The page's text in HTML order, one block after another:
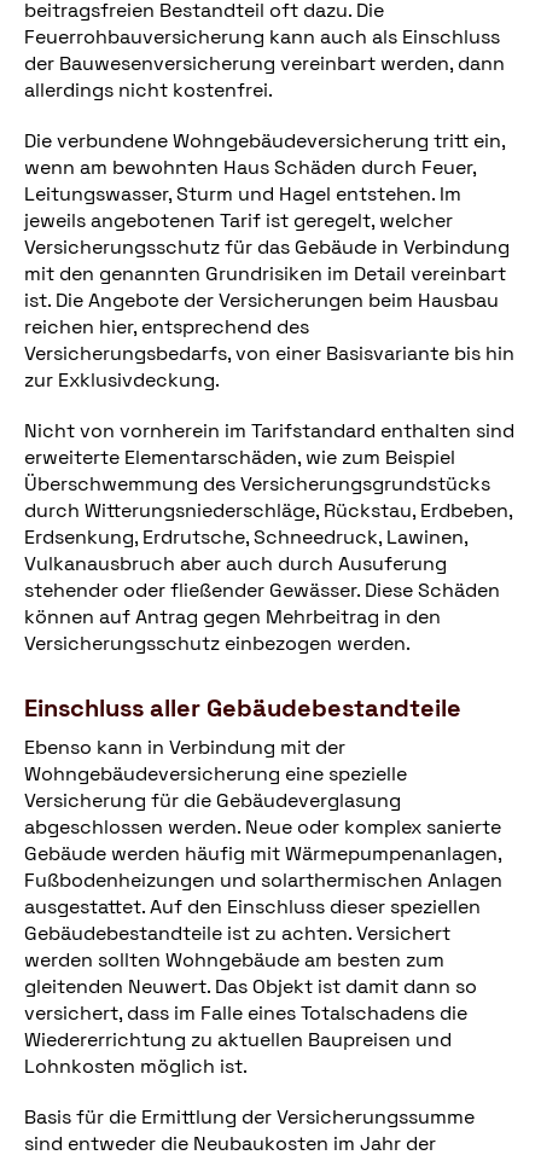
beitragsfreien Bestandteil oft dazu. Die
Feuerrohbauversicherung kann auch als Einschluss
der Bauwesenversicherung vereinbart werden, dann
allerdings nicht kostenfrei.
Die verbundene Wohngebäudeversicherung tritt ein,
wenn am bewohnten Haus Schäden durch Feuer,
Leitungswasser, Sturm und Hagel entstehen. Im
jeweils angebotenen Tarif ist geregelt, welcher
Versicherungsschutz für das Gebäude in Verbindung
mit den genannten Grundrisiken im Detail vereinbart
ist. Die Angebote der Versicherungen beim Hausbau
reichen hier, entsprechend des
Versicherungsbedarfs, von einer Basisvariante bis hin
zur Exklusivdeckung.
Nicht von vornherein im Tarifstandard enthalten sind
erweiterte Elementarschäden, wie zum Beispiel
Überschwemmung des Versicherungsgrundstücks
durch Witterungsniederschläge, Rückstau, Erdbeben,
Erdsenkung, Erdrutsche, Schneedruck, Lawinen,
Vulkanausbruch aber auch durch Ausuferung
stehender oder fließender Gewässer. Diese Schäden
können auf Antrag gegen Mehrbeitrag in den
Versicherungsschutz einbezogen werden.
Einschluss aller Gebäudebestandteile
Ebenso kann in Verbindung mit der
Wohngebäudeversicherung eine spezielle
Versicherung für die Gebäudeverglasung
abgeschlossen werden. Neue oder komplex sanierte
Gebäude werden häufig mit Wärmepumpenanlagen,
Fußbodenheizungen und solarthermischen Anlagen
ausgestattet. Auf den Einschluss dieser speziellen
Gebäudebestandteile ist zu achten. Versichert
werden sollten Wohngebäude am besten zum
gleitenden Neuwert. Das Objekt ist damit dann so
versichert, dass im Falle eines Totalschadens die
Wiedererrichtung zu aktuellen Baupreisen und
Lohnkosten möglich ist.
Basis für die Ermittlung der Versicherungssumme
sind entweder die Neubaukosten im Jahr der